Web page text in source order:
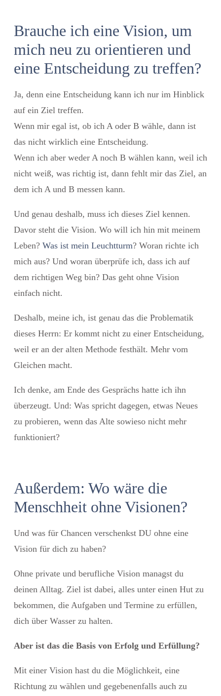
Brauche ich eine Vision, um
mich neu zu orientieren und
eine Entscheidung zu treffen?
Ja, denn eine Entscheidung kann ich nur im Hinblick
auf ein Ziel treffen.
Wenn mir egal ist, ob ich A oder B wähle, dann ist
das nicht wirklich eine Entscheidung.
Wenn ich aber weder A noch B wählen kann, weil ich
nicht weiß, was richtig ist, dann fehlt mir das Ziel, an
dem ich A und B messen kann.
Und genau deshalb, muss ich dieses Ziel kennen.
Davor steht die Vision. Wo will ich hin mit meinem
Leben? Was ist mein Leuchtturm? Woran richte ich
mich aus? Und woran überprüfe ich, dass ich auf
dem richtigen Weg bin? Das geht ohne Vision
einfach nicht.
Deshalb, meine ich, ist genau das die Problematik
dieses Herrn: Er kommt nicht zu einer Entscheidung,
weil er an der alten Methode festhält. Mehr vom
Gleichen macht.
Ich denke, am Ende des Gesprächs hatte ich ihn
überzeugt. Und: Was spricht dagegen, etwas Neues
zu probieren, wenn das Alte sowieso nicht mehr
funktioniert?
Außerdem: Wo wäre die
Menschheit ohne Visionen?
Und was für Chancen verschenkst DU ohne eine
Vision für dich zu haben?
Ohne private und berufliche Vision managst du
deinen Alltag. Ziel ist dabei, alles unter einen Hut zu
bekommen, die Aufgaben und Termine zu erfüllen,
dich über Wasser zu halten.
Aber ist das die Basis von Erfolg und Erfüllung?
Mit einer Vision hast du die Möglichkeit, eine
Richtung zu wählen und gegebenenfalls auch zu